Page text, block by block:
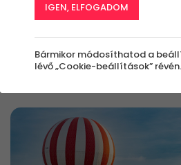
Élmények
IGEN, ELFOGADOM
Bármikor módosíthatod a
lévő „Cookie-beállítások” révén.